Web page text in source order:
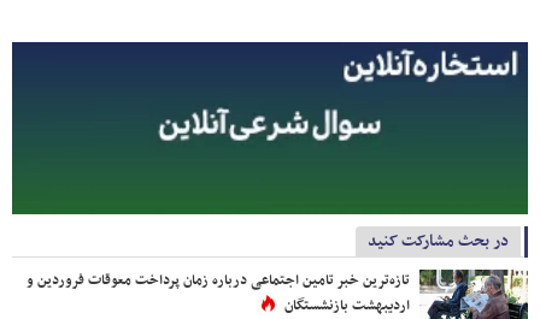
در بحث مشارکت کنید
تازه‌ترین خبر تامین اجتماعی درباره زمان پرداخت معوقات فروردین و
اردیبهشت بازنشستگان